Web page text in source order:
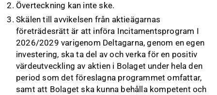
Överteckning kan inte ske.
Skälen till avvikelsen från aktieägarnas
företrädesrätt är att införa Incitamentsprogram I
2026/2029 varigenom Deltagarna, genom en egen
investering, ska ta del av och verka för en positiv
värdeutveckling av aktien i Bolaget under hela den
period som det föreslagna programmet omfattar,
samt att Bolaget ska kunna behålla kompetent och